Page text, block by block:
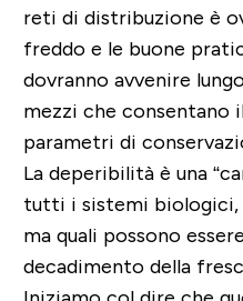
reti di distribuzione è
freddo e le buone
dovranno avvenire
mezzi che
parametri di
La deperibilità è una
tutti i sistemi biologici,
ma quali possono
decadimento della